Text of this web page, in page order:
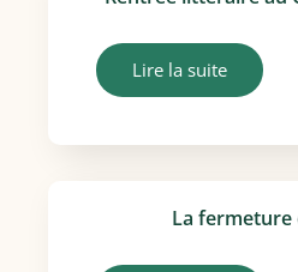
Lire la suite
La fermeture